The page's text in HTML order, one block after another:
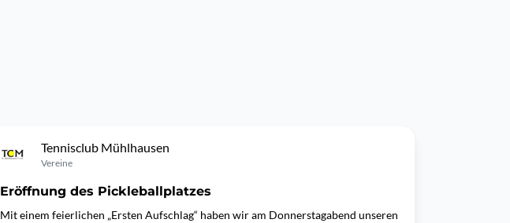
Tennisclub Mühlhausen
Vereine
Eröffnung des Pickleballplatzes
Mit einem feierlichen „Ersten Aufschlag“ haben wir am Donnerstagabend unseren